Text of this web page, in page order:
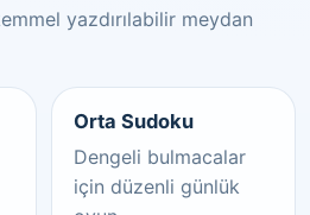
yazdırılabilir meydan
Orta Sudoku
Dengeli bulmacalar
için düzenli günlük